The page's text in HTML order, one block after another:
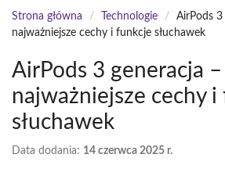
Strona główna / Technologie /
AirPods 3
najważniejsze cechy i funkcje słuchawek
AirPods 3 generacja –
najważniejsze cechy i
słuchawek
Data dodania: 14 czerwca 2025 r.